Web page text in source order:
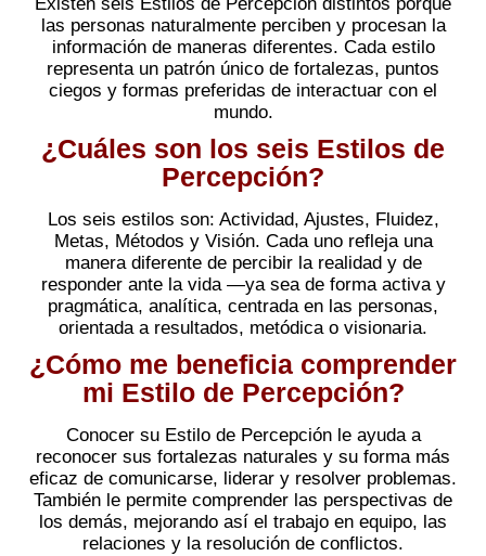
las personas naturalmente perciben y procesan la
información de maneras diferentes. Cada estilo
representa un patrón único de fortalezas, puntos
ciegos y formas preferidas de interactuar con el
mundo.
¿Cuáles son los seis Estilos de
Percepción?
Los seis estilos son: Actividad, Ajustes, Fluidez,
Metas, Métodos y Visión. Cada uno refleja una
manera diferente de percibir la realidad y de
responder ante la vida —ya sea de forma activa y
pragmática, analítica, centrada en las personas,
orientada a resultados, metódica o visionaria.
¿Cómo me beneficia comprender
mi Estilo de Percepción?
Conocer su Estilo de Percepción le ayuda a
reconocer sus fortalezas naturales y su forma más
eficaz de comunicarse, liderar y resolver problemas.
También le permite comprender las perspectivas de
los demás, mejorando así el trabajo en equipo, las
relaciones y la resolución de conflictos.